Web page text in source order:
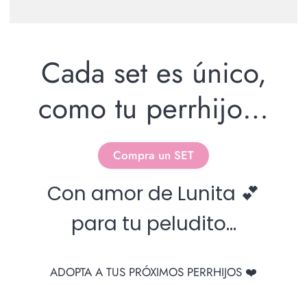
Cada set es único,
como tu perrhijo…
Compra un SET
Con amor de Lunita 💕
para tu peludito...
ADOPTA A TUS PRÓXIMOS PERRHIJOS ❤️